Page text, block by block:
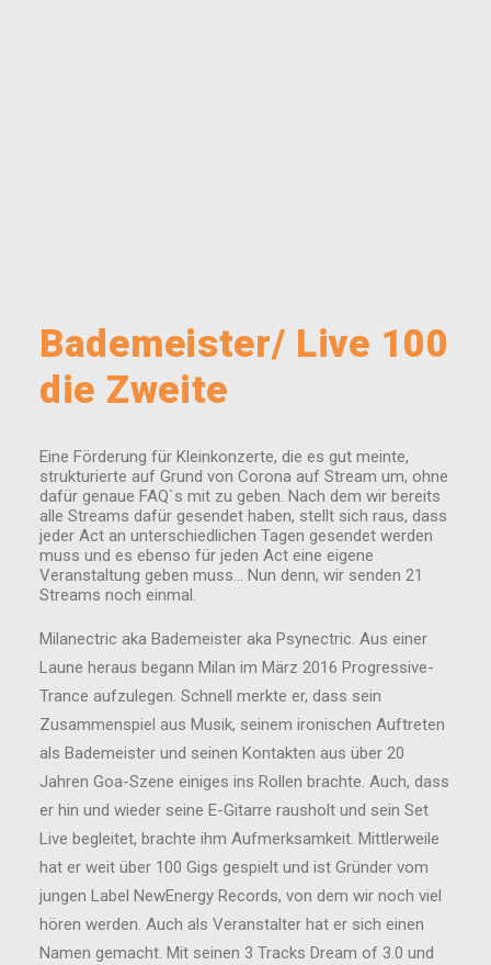
Bademeister/ Live 100
die Zweite
Eine Förderung für Kleinkonzerte, die es gut meinte,
strukturierte auf Grund von Corona auf Stream um, ohne
dafür genaue FAQ`s mit zu geben. Nach dem wir bereits
alle Streams dafür gesendet haben, stellt sich raus, dass
jeder Act an unterschiedlichen Tagen gesendet werden
muss und es ebenso für jeden Act eine eigene
Veranstaltung geben muss… Nun denn, wir senden 21
Streams noch einmal.
Milanectric aka Bademeister aka Psynectric. Aus einer
Laune heraus begann Milan im März 2016 Progressive-
Trance aufzulegen. Schnell merkte er, dass sein
Zusammenspiel aus Musik, seinem ironischen Auftreten
als Bademeister und seinen Kontakten aus über 20
Jahren Goa-Szene einiges ins Rollen brachte. Auch, dass
er hin und wieder seine E-Gitarre rausholt und sein Set
Live begleitet, brachte ihm Aufmerksamkeit. Mittlerweile
hat er weit über 100 Gigs gespielt und ist Gründer vom
jungen Label NewEnergy Records, von dem wir noch viel
hören werden. Auch als Veranstalter hat er sich einen
Namen gemacht. Mit seinen 3 Tracks Dream of 3.0 und